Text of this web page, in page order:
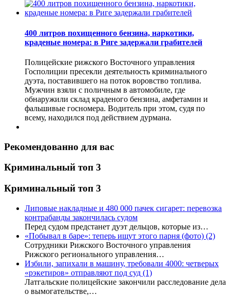
400 литров похищенного бензина, наркотики,
краденые номера: в Риге задержали грабителей
Полицейские рижского Восточного управления
Госполиции пресекли деятельность криминального
дуэта, поставившего на поток воровство топлива.
Мужчин взяли с поличным в автомобиле, где
обнаружили склад краденого бензина, амфетамин и
фальшивые госномера. Водитель при этом, судя по
всему, находился под действием дурмана.
Рекомендованно для вас
Криминальный топ 3
Криминальный топ 3
Липовые накладные и 480 000 пачек сигарет: перевозка
контрабанды закончилась судом
Перед судом предстанет дуэт дельцов, которые из…
«Побывал в баре»: теперь ищут этого парня (фото) (2)
Сотрудники Рижского Восточного управления
Рижского регионального управления…
Избили, запихали в машину, требовали 4000: четверых
«рэкетиров» отправляют под суд (1)
Латгальские полицейские закончили расследование дела
о вымогательстве,…